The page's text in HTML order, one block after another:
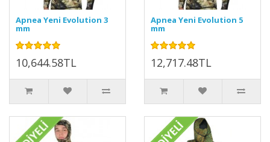
Apnea Yeni Evolution 3
mm
10,644.58TL
Apnea Yeni Evolution 5
mm
12,717.48TL